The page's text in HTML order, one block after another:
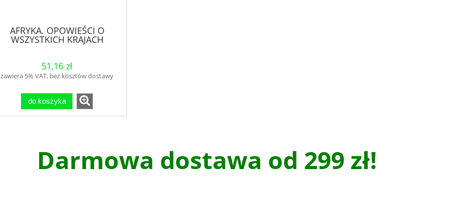
AFRYKA. OPOWIEŚCI O
WSZYSTKICH KRAJACH
KONTYNENTU
51,16 zł
zawiera 5% VAT, bez kosztów dostawy
do koszyka
Darmowa dostawa od 299 zł!